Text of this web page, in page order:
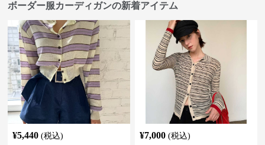
ボーダー服カーディガンの新着アイテム
¥5,440 (税込)
¥7,000 (税込)